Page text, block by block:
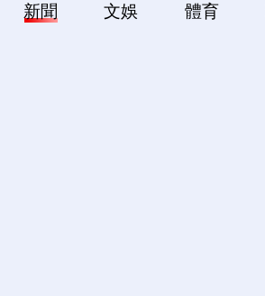
新聞 文娛 體育